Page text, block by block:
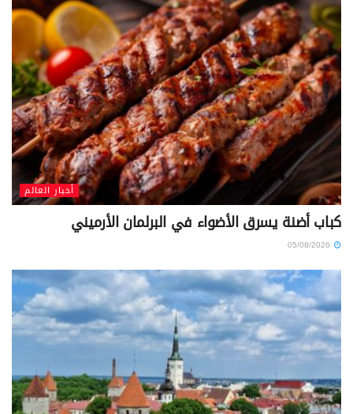
أخبار العالم
كباب أضنة يسرق الأضواء في البرلمان الأرميني